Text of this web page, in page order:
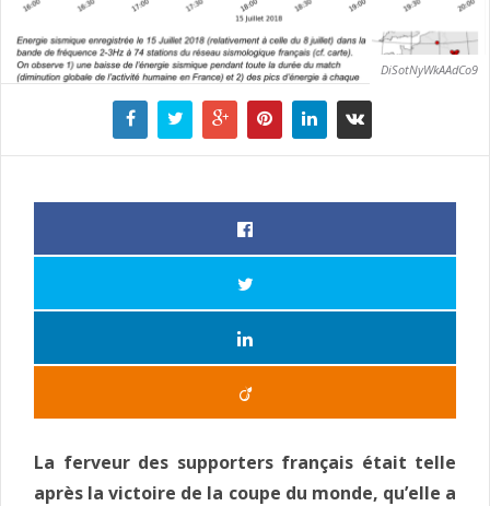
DiSotNyWkAAdCo9
La ferveur des supporters français était telle
après la victoire de la coupe du monde, qu’elle a